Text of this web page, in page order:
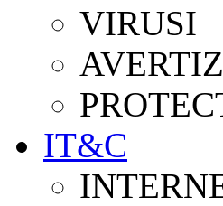
VIRUSI
IT&C